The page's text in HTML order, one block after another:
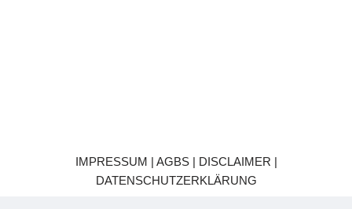
IMPRESSUM | AGBS | DISCLAIMER |
DATENSCHUTZERKLÄRUNG